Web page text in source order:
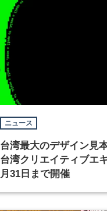
ニュース
台湾最大のデザイン見
台湾クリエイティブエ
月31日まで開催